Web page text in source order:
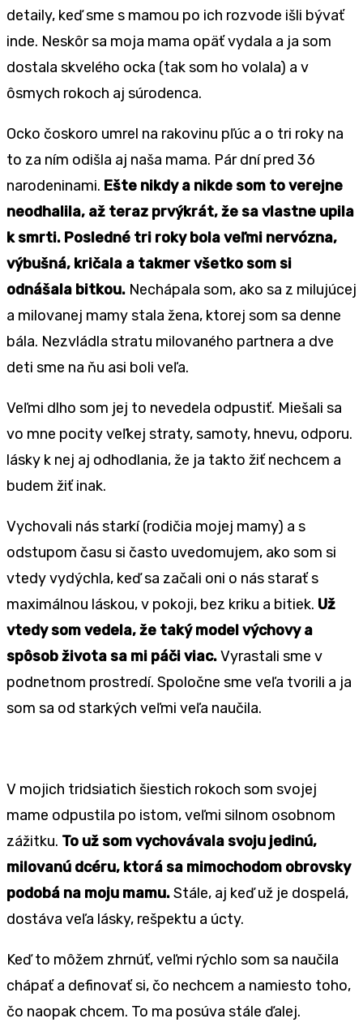
detaily, keď sme s mamou po ich rozvode išli bývať
inde. Neskôr sa moja mama opäť vydala a ja som
dostala skvelého ocka (tak som ho volala) a v
ôsmych rokoch aj súrodenca.
Ocko čoskoro umrel na rakovinu pľúc a o tri roky na
to za ním odišla aj naša mama. Pár dní pred 36
narodeninami. Ešte nikdy a nikde som to verejne
neodhalila, až teraz prvýkrát, že sa vlastne upila
k smrti. Posledné tri roky bola veľmi nervózna,
výbušná, kričala a takmer všetko som si
odnášala bitkou. Nechápala som, ako sa z milujúcej
a milovanej mamy stala žena, ktorej som sa denne
bála. Nezvládla stratu milovaného partnera a dve
deti sme na ňu asi boli veľa.
Veľmi dlho som jej to nevedela odpustiť. Miešali sa
vo mne pocity veľkej straty, samoty, hnevu, odporu.
lásky k nej aj odhodlania, že ja takto žiť nechcem a
budem žiť inak.
Vychovali nás starkí (rodičia mojej mamy) a s
odstupom času si často uvedomujem, ako som si
vtedy vydýchla, keď sa začali oni o nás starať s
maximálnou láskou, v pokoji, bez kriku a bitiek. Už
vtedy som vedela, že taký model výchovy a
spôsob života sa mi páči viac.Vyrastali sme v
podnetnom prostredí. Spoločne sme veľa tvorili a ja
som sa od starkých veľmi veľa naučila.
V mojich tridsiatich šiestich rokoch som svojej
mame odpustila po istom, veľmi silnom osobnom
zážitku. To už som vychovávala svoju jedinú,
milovanú dcéru, ktorá sa mimochodom obrovsky
podobá na moju mamu.Stále, aj keď už je dospelá,
dostáva veľa lásky, rešpektu a úcty.
Keď to môžem zhrnúť, veľmi rýchlo som sa naučila
chápať a definovať si, čo nechcem a namiesto toho,
čo naopak chcem. To ma posúva stále ďalej.